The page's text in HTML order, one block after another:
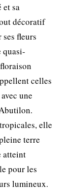
et sa
décoratif
fleurs
quasi-
celles
une
elle
terre
atteint
pour les
lumineux.